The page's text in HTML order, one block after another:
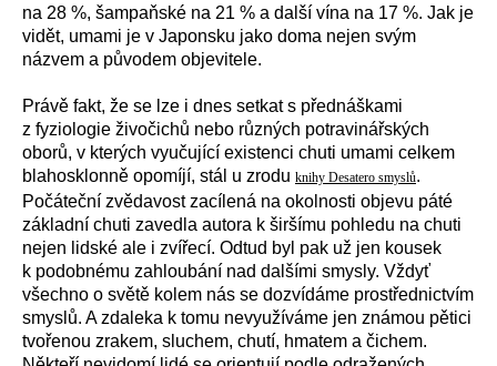
na 28 %, šampaňské na 21 % a další vína na 17 %. Jak je
vidět, umami je v Japonsku jako doma nejen svým
názvem a původem objevitele.
Právě fakt, že se lze i dnes setkat s přednáškami
z fyziologie živočichů nebo různých potravinářských
oborů, v kterých vyučující existenci chuti umami celkem
blahosklonně opomíjí, stál u zrodu knihy Desatero smyslů.
Počáteční zvědavost zacílená na okolnosti objevu páté
základní chuti zavedla autora k širšímu pohledu na chuti
nejen lidské ale i zvířecí. Odtud byl pak už jen kousek
k podobnému zahloubání nad dalšími smysly. Vždyť
všechno o světě kolem nás se dozvídáme prostřednictvím
smyslů. A zdaleka k tomu nevyužíváme jen známou pětici
tvořenou zrakem, sluchem, chutí, hmatem a čichem.